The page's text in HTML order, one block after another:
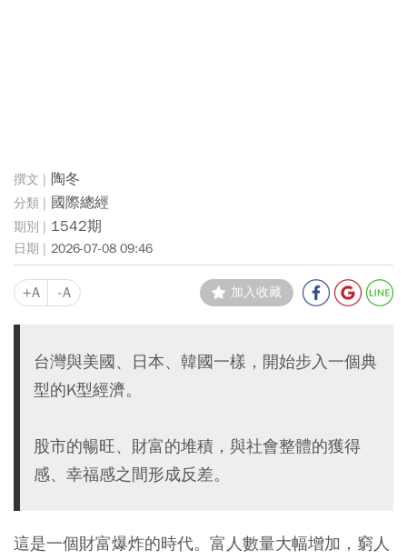
陶冬
國際總經
1542期
2026-07-08 09:46
+A -A 加入收藏
台灣與美國、日本、韓國一樣，開始步入一個典
型的K型經濟。
股市的暢旺、財富的堆積，與社會整體的獲得
感、幸福感之間形成反差。
這是一個財富爆炸的時代。富人數量大幅增加，窮人